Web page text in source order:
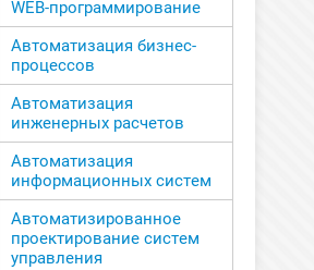
WEB-программирование
Автоматизация бизнес-
процессов
Автоматизация
инженерных расчетов
Автоматизация
информационных систем
Автоматизированное
проектирование систем
управления